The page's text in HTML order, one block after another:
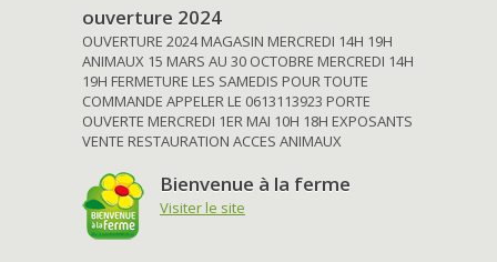
ouverture 2024
OUVERTURE 2024 MAGASIN MERCREDI 14H 19H
ANIMAUX 15 MARS AU 30 OCTOBRE MERCREDI 14H
19H FERMETURE LES SAMEDIS POUR TOUTE
COMMANDE APPELER LE 0613113923 PORTE
OUVERTE MERCREDI 1ER MAI 10H 18H EXPOSANTS
VENTE RESTAURATION ACCES ANIMAUX
Bienvenue à la ferme
Visiter le site